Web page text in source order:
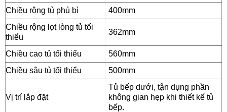
Chiều rộng tủ phủ bì
400mm
Chiều rộng lọt lòng tủ tối
thiểu
362mm
Chiều cao tủ tối thiểu
560mm
Chiều sâu tủ tối thiểu
500mm
Vị trí lắp đặt
Tủ bếp dưới, tận dụng phần
không gian hẹp khi thiết kế tủ
bếp.